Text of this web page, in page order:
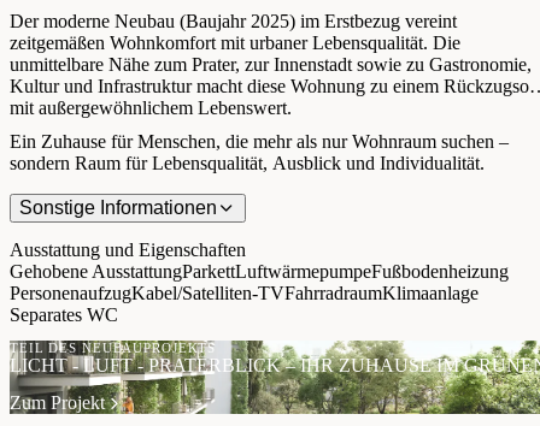
Der moderne Neubau (Baujahr 2025) im Erstbezug vereint
zeitgemäßen Wohnkomfort mit urbaner Lebensqualität. Die
unmittelbare Nähe zum Prater, zur Innenstadt sowie zu Gastronomie,
Kultur und Infrastruktur macht diese Wohnung zu einem Rückzugsort
mit außergewöhnlichem Lebenswert.
Ein Zuhause für Menschen, die mehr als nur Wohnraum suchen –
sondern Raum für Lebensqualität, Ausblick und Individualität.
Sonstige Informationen
Ausstattung und Eigenschaften
Gehobene AusstattungParkettLuftwärmepumpeFußbodenheizung
PersonenaufzugKabel/Satelliten-TVFahrradraumKlimaanlage
Separates WC
TEIL DES NEUBAUPROJEKTS
LICHT - LUFT - PRATERBLICK – IHR ZUHAUSE IM
Zum Projekt